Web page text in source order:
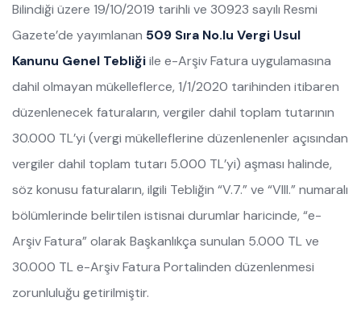
Bilindiği üzere 19/10/2019 tarihli ve 30923 sayılı Resmi
Gazete’de yayımlanan 509 Sıra No.lu Vergi Usul
Kanunu Genel Tebliğiile e-Arşiv Fatura uygulamasına
dahil olmayan mükelleflerce, 1/1/2020 tarihinden itibaren
düzenlenecek faturaların, vergiler dahil toplam tutarının
30.000 TL’yi (vergi mükelleflerine düzenlenenler açısından
vergiler dahil toplam tutarı 5.000 TL’yi) aşması halinde,
söz konusu faturaların, ilgili Tebliğin “V.7.” ve “VIII.” numaralı
bölümlerinde belirtilen istisnai durumlar haricinde, “e-
Arşiv Fatura” olarak Başkanlıkça sunulan 5.000 TL ve
30.000 TL e-Arşiv Fatura Portalinden düzenlenmesi
zorunluluğu getirilmiştir.